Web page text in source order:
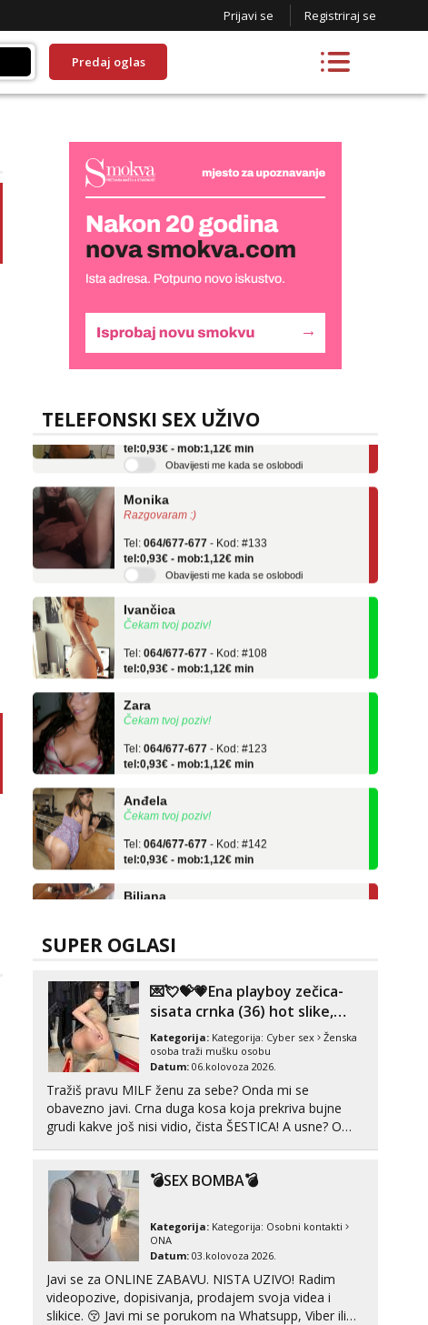
Prijavi se Registriraj se
Predaj oglas
TELEFONSKI SEX UŽIVO
Biljana
Tel:064/677-677 - Kod: #132
Obavijesti me kada se oslobodi
Razgovaram :)
tel:0,93€ - mob:1,12€ min
Obavijesti me kada se oslobodi
Čekam tvoj poziv!
tel:0,93€ - mob:1,12€ min
Čekam tvoj poziv!
tel:0,93€ - mob:1,12€ min
Čekam tvoj poziv!
tel:0,93€ - mob:1,12€ min
Razgovaram :)
tel:0,93€ - mob:1,12€ min
Obavijesti me kada se oslobodi
Monika
Razgovaram :)
Tel: 064/677-677
- Kod: #133
tel:0,93€ - mob:1,12€ min
Obavijesti me kada se oslobodi
Ivančica
Čekam tvoj poziv!
Zara
Čekam tvoj poziv!
064/677-677
tel:0,93€ - mob:1,12€ min
Anđela
Čekam tvoj poziv!
SUPER OGLASI
💌💘💝💗Ena playboy zečica-
sisata crnka (36) hot slike,
videa i c2c💗
Kategorija: Kategorija: Cyber sex
Ženska
osoba traži mušku osobu
Datum: 06.kolovoza 2026.
Tražiš pravu MILF ženu za sebe? Onda mi se
obavezno javi. Crna duga kosa koja prekriva bujne
grudi kakve još nisi vidio, čista ŠESTICA! A usne? O
nisi vidio. Uvijek sam spremna za ONLOINE zabavu...
💣SEX BOMBA💣
Kategorija: Kategorija: Osobni kontakti
ONA
Datum: 03.kolovoza 2026.
Javi se za ONLINE ZABAVU. NISTA UZIVO! Radim
videopozive, dopisivanja, prodajem svoja videa i
slikice. 😚 Javi mi se porukom na Whatsupp, Viber ili